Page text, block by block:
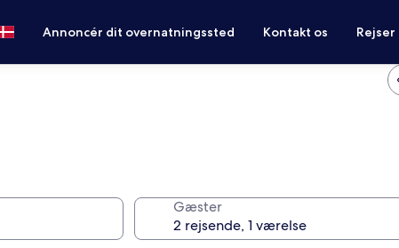
Annoncér dit overnatningssted Kontakt os Rejser
Gæster